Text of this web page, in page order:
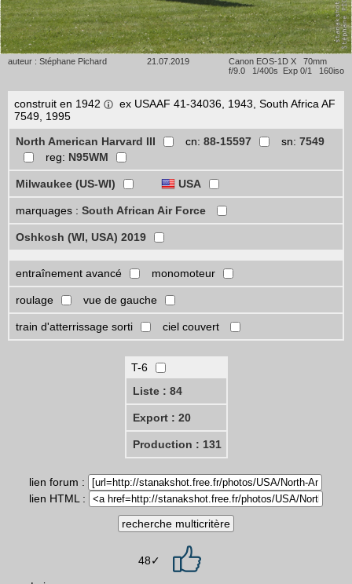
auteur : Stéphane Pichard 21.07.2019
Canon EOS-1D X 70mm
f/9.0 1/400s Exp 0/1 160iso
construit en 1942
ex USAAF 41-34036, 1943, South Africa AF
7549, 1995
North American Harvard III
cn: 88-15597 sn: 7549
reg: N95WM
Milwaukee (US-WI) USA
marquages : South African Air Force
Oshkosh (WI, USA) 2019
entraînement avancé monomoteur
roulage vue de gauche
train d'atterrissage sorti ciel couvert
T-6
Liste : 84
Export : 20
Production : 131
lien forum :
lien HTML :
48✓